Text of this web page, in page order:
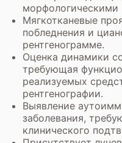
морфологическими
Мягкотканевые
побледнения и
рентгенограмме.
Оценка динамики
требующая
реализуемых
рентгенографии.
Выявление
заболевания,
клинического